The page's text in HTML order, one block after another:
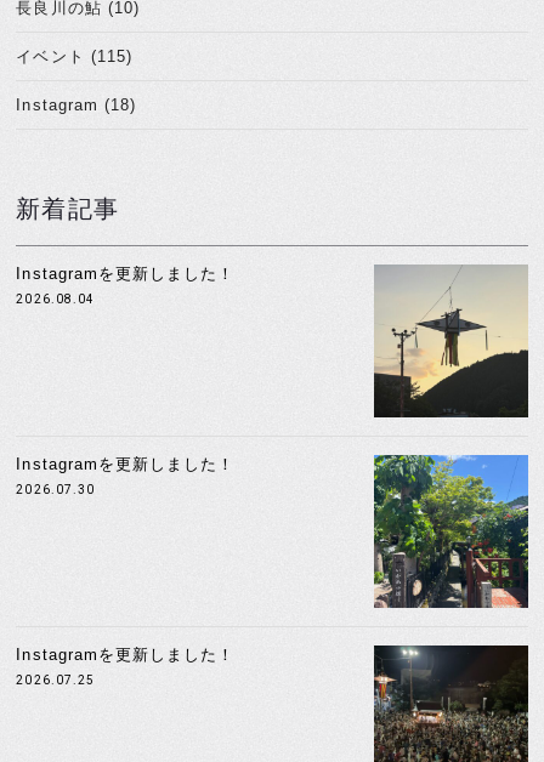
長良川の鮎 (10)
イベント (115)
Instagram (18)
新着記事
Instagramを更新しました！
2026.08.04
Instagramを更新しました！
2026.07.30
Instagramを更新しました！
2026.07.25